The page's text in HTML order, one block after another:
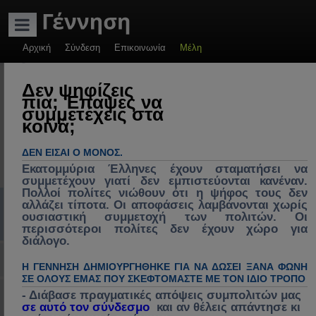
Αρχική Σύνδεση Επικοινωνία Μέλη
Γέννηση: Πολιτικές
συζητήσεις &
πρακτικές λύσεις.
Πολιτική, πολιτικοί
& πολιτικές στην
Ελλάδα, διάλογος
για ανασύνθεση
κράτους, θεσμών &
κοινωνίας,
επικαιρότητα,
κοινωνικά
προβλήματα,
Συχνές ερωτήσεις mChat Σύνδεση
Εγγραφή
>> Nέος στο Forum<< Αρχική Σελίδα (Home) Γέννηση : Πλατφόρμα πολιτικού διαλόγου & ιδεών πολιτών
Γέννηση : Πλατφόρμα πολιτικού διαλόγου & ιδεών
πολιτών
ADVERTISEMENT
-
Δεν ψηφίζεις
πια; Έπαψες να
συμμετέχεις στα
κοινά;
ΔΕΝ ΕΊΣΑΙ Ο ΜΌΝΟΣ.
Εκατομμύρια Έλληνες έχουν σταματήσει να
συμμετέχουν γιατί δεν εμπιστεύονται κανέναν.
Πολλοί πολίτες νιώθουν ότι η ψήφος τους δεν
αλλάζει τίποτα. Οι αποφάσεις λαμβάνονται χωρίς
ουσιαστική συμμετοχή των πολιτών. Οι
περισσότεροι πολίτες δεν έχουν χώρο για
διάλογο.
Η ΓΕΝΝΗΣΗ ΔΗΜΙΟΥΡΓΉΘΗΚΕ ΓΙΑ ΝΑ ΔΏΣΕΙ ΞΑΝΆ ΦΩΝΉ
ΣΕ ΌΛΟΥΣ ΕΜΆΣ ΠΟΥ ΣΚΕΦΤΌΜΑΣΤΕ ΜΕ ΤΟΝ ΊΔΙΟ ΤΡΌΠΟ
- Διάβασε πραγματικές απόψεις συμπολιτών μας
σε αυτό τον σύνδεσμο και αν θέλεις απάντησε κι